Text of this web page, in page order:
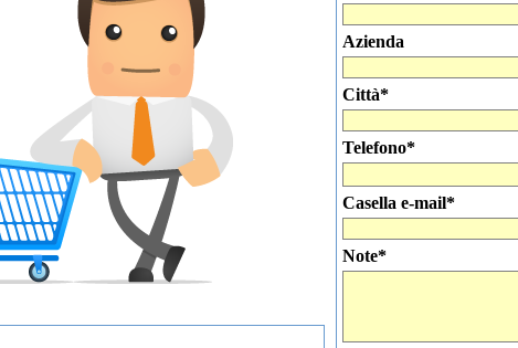
Azienda
Città*
Telefono*
Casella e-mail*
Note*